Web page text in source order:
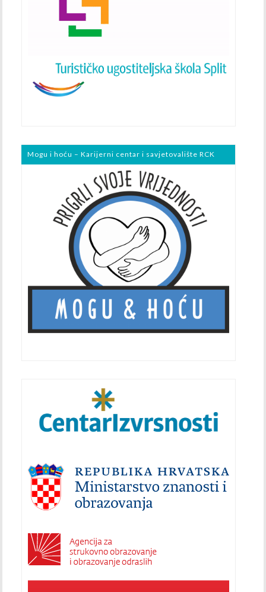
Mogu i hoću – Karijerni centar i savjetovalište RCK